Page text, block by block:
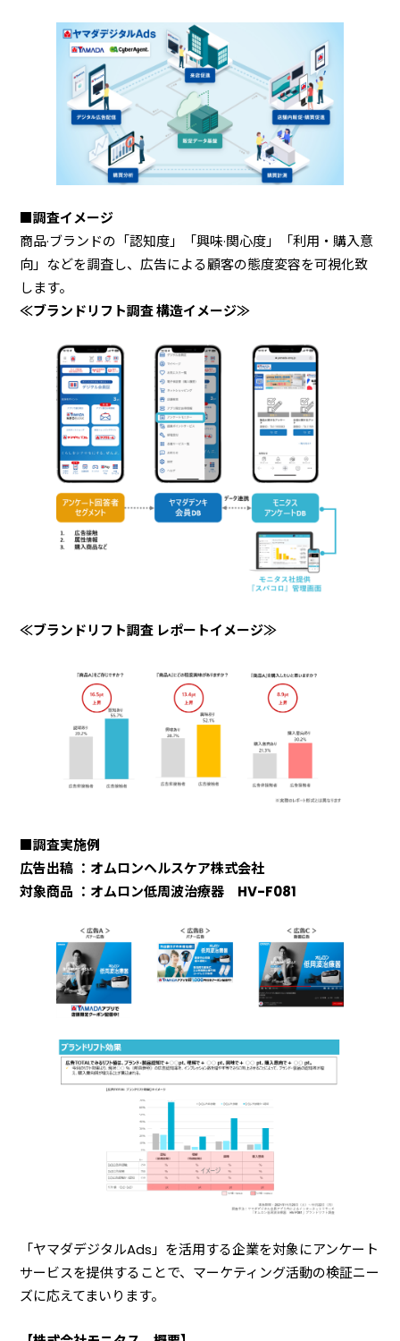
■調査イメージ
商品·ブランドの「認知度」「興味·関心度」「利用・購入意
向」などを調査し、広告による顧客の態度変容を可視化致
します。
≪ブランドリフト調査 構造イメージ≫
≪ブランドリフト調査 レポートイメージ≫
■調査実施例
広告出稿 ：オムロンヘルスケア株式会社
対象商品 ：オムロン低周波治療器 HV-F081
「ヤマダデジタルAds」を活用する企業を対象にアンケート
サービスを提供することで、マーケティング活動の検証ニー
ズに応えてまいります。